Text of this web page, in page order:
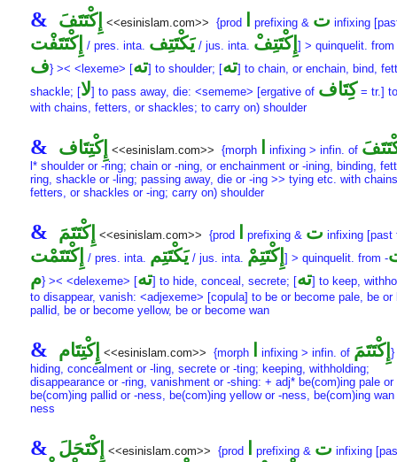
& إِكْتَتَفَ <<esinislam.com>> {prod prefixing & ت infixing
إِكْتَتَفْت / pres. inta. يَكْتَتِف / jus. inta. إِكْتَتِفْ ] > quinquelit. from
ف} >< <lexeme> [ته] to shoulder; [ته] to chain, or enchain, bind,
shackle; [لا] to pass away, die: <sememe> [ergative of كِتَاف = tr.]
with chains, fetters, or shackles; to carry on) shoulder
& إِكْتِتَاف <<esinislam.com>> {morph infixing > infin. of
l* shoulder or -ring; chain or -ning, or enchainment or -ining, binding,
ring, shackle or -ling; passing away, die or -ing >> tying etc. with
fetters, or shackles or -ing; carry on) shoulder
& إِكْتَتَمَ <<esinislam.com>> {prod prefixing & ت infixing [past
إِكْتَتَمْت / pres. inta. يَكْتَتِم / jus. inta. إِكْتَتِمْ ] > quinquelit. from -
م} >< <delexeme> [ته] to hide, conceal, secrete; [ته] to keep,
to disappear, vanish: <adjexeme> [copula] to be or become pale, be or
pallid, be or become yellow, be or become wan
& إِكْتِتَام <<esinislam.com>> {morph infixing > infin. of إِكْتَتَمَ }
hiding, concealment or -ling, secrete or -ting; keeping, withholding;
disappearance or -ring, vanishment or -shing: + adj* be(com)ing pale or
be(com)ing pallid or -ness, be(com)ing yellow or -ness, be(com)ing wan
ness
& إِكْتَحَلَ <<esinislam.com>> {prod prefixing & ت infixing